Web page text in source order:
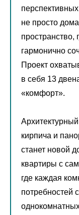
не просто
пространство,
гармонично
Проект
в себя 13
«комфорт».
кирпича и
станет новой
квартиры с
где каждая
потребностей